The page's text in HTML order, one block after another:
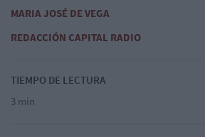
MARIA JOSÉ DE VEGA
REDACCIÓN CAPITAL RADIO
TIEMPO DE LECTURA
3 min